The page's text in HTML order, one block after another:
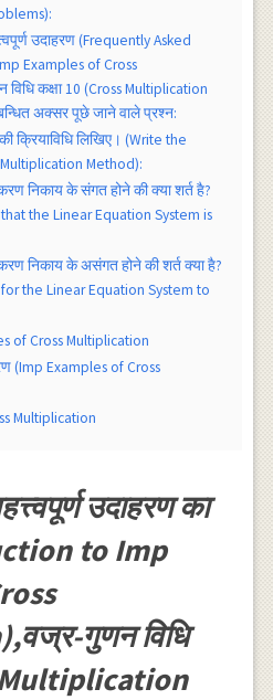
उदाहरण (Frequently Asked
Examples of Cross
कक्षा 10 (Cross Multiplication
अक्सर पूछे जाने वाले प्रश्न:
क्रियाविधि लिखिए। (Write the
Method):
निकाय के संगत होने की क्या शर्त है?
the Linear Equation System is
निकाय के असंगत होने की शर्त क्या है?
the Linear Equation System to
of Cross Multiplication
(Imp Examples of Cross
Multiplication
उदाहरण का
to Imp
गुणन विधि
Multiplication